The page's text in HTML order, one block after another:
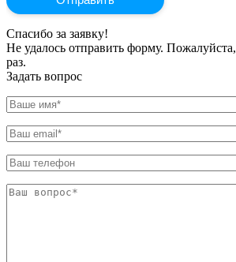
Спасибо за заявку!
Не удалось отправить форму.
раз.
Задать вопрос